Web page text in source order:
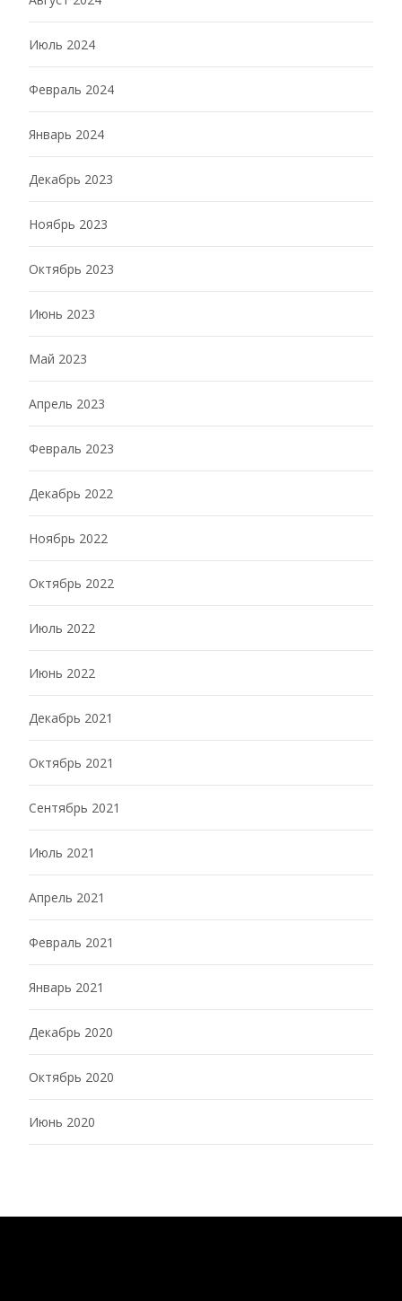
Июль 2024
Февраль 2024
Январь 2024
Декабрь 2023
Ноябрь 2023
Октябрь 2023
Июнь 2023
Май 2023
Апрель 2023
Февраль 2023
Декабрь 2022
Ноябрь 2022
Октябрь 2022
Июль 2022
Июнь 2022
Декабрь 2021
Октябрь 2021
Сентябрь 2021
Июль 2021
Апрель 2021
Февраль 2021
Январь 2021
Декабрь 2020
Октябрь 2020
Июнь 2020